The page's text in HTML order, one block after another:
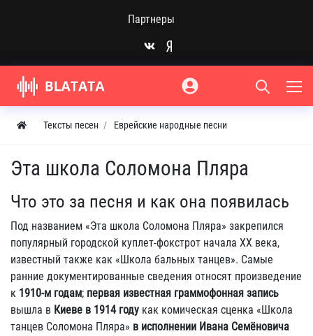
Партнеры
Тексты песен Еврейские народные песни
Эта школа Соломона Пляра
Что это за песня и как она появилась
Под названием «Эта школа Соломона Пляра» закрепился
популярный городской куплет‑фокстрот начала XX века,
известный также как «Школа бальных танцев». Самые
ранние документированные сведения относят произведение
к 1910‑м годам; первая известная граммофонная запись
вышла в Киеве в 1914 году как комическая сценка «Школа
танцев Соломона Пляра» в исполнении Ивана Семёновича